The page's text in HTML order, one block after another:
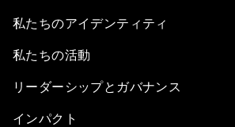
私たちのアイデンティティ
私たちの活動
リーダーシップとガバナンス
インパクト